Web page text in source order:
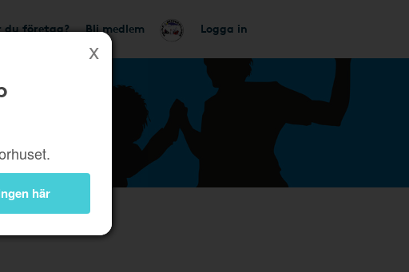
du företag? Bli medlem Logga in
här